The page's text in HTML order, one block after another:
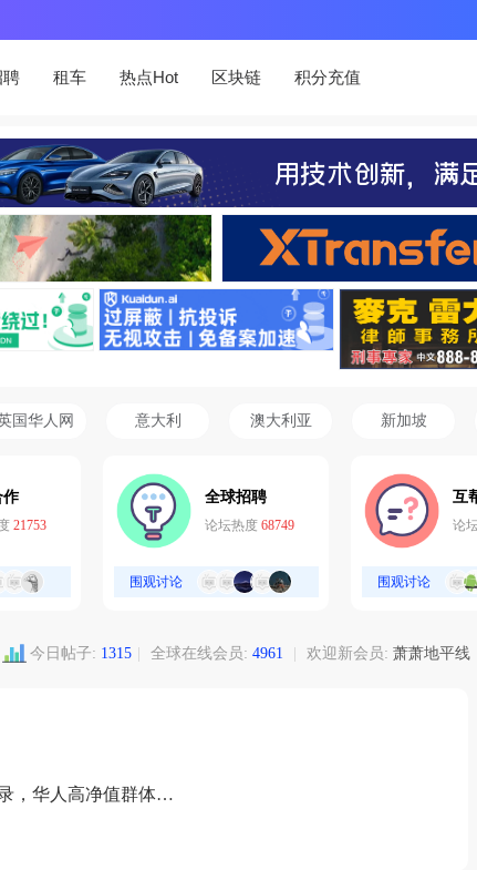
聘 租车 热点Hot 区块链 积分充值
国华人网 意大利 澳大利亚 新加坡
作
21753
全球招聘
论坛热度 68749
围观讨论
互
论
围观讨论
今日帖子: 1315 全球在线会员: 4961 欢迎新会员: 萧萧地平线
，华人高净值群体成